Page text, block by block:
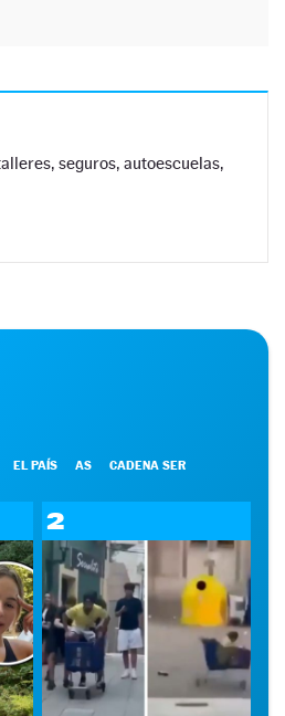
seguros, autoescuelas,
EL PAÍS AS CADENA SER
2